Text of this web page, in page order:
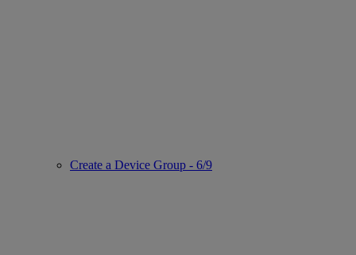
Create a Device Group - 6/9